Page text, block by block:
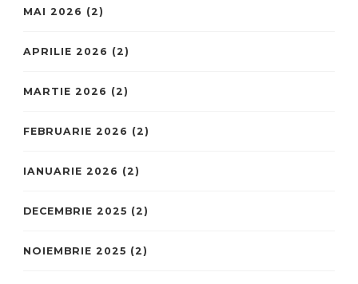
MAI 2026 (2)
APRILIE 2026 (2)
MARTIE 2026 (2)
FEBRUARIE 2026 (2)
IANUARIE 2026 (2)
DECEMBRIE 2025 (2)
NOIEMBRIE 2025 (2)